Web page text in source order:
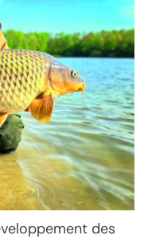
des